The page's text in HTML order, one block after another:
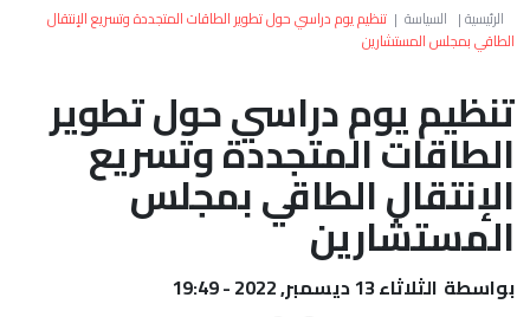
العالم
الصحراء
الرئيسية| السياسة | تنظيم يوم دراسي حول تطوير الطاقات المتجددة وتسريع الإنتقال
الطاقي بمجلس المستشارين
تنظيم يوم دراسي حول تطوير
الطاقات المتجددة وتسريع
الإنتقال الطاقي بمجلس
المستشارين
بواسطة الثلاثاء 13 ديسمبر, 2022 - 19:49